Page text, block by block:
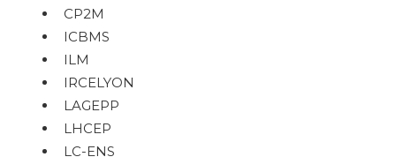
CP2M
ICBMS
ILM
IRCELYON
LAGEPP
LHCEP
LC-ENS